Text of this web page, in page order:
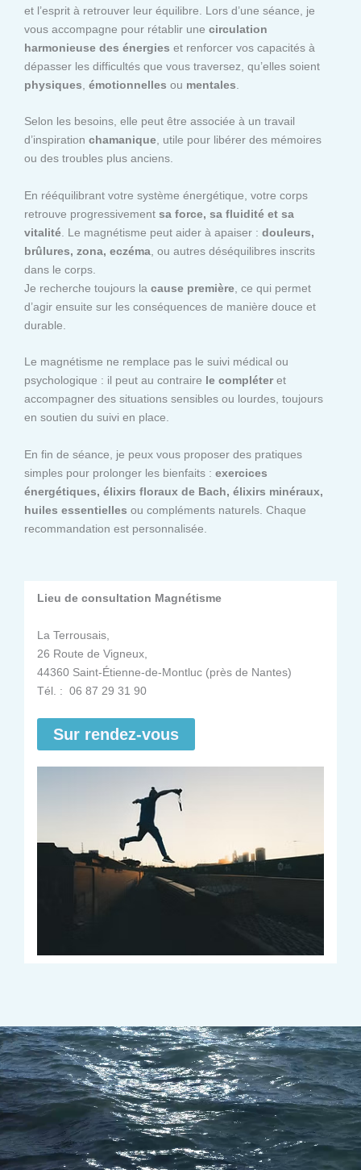
et l’esprit à retrouver leur équilibre. Lors d’une séance, je
vous accompagne pour rétablir une circulation
harmonieuse des énergies et renforcer vos capacités à
dépasser les difficultés que vous traversez, qu’elles soient
physiques émotionnelles ou mentales
Selon les besoins, elle peut être associée à un travail
d’inspiration chamanique, utile pour libérer des mémoires
ou des troubles plus anciens.
En rééquilibrant votre système énergétique, votre corps
retrouve progressivement sa force, sa fluidité et sa
vitalité . Le magnétisme peut aider à apaiser : douleurs,
brûlures, zona, eczéma , ou autres déséquilibres inscrits
dans le corps.
Je recherche toujours la cause première , ce qui permet
d’agir ensuite sur les conséquences de manière douce et
durable.
Le magnétisme ne remplace pas le suivi médical ou
psychologique : il peut au contraire le compléteret
accompagner des situations sensibles ou lourdes, toujours
en soutien du suivi en place.
En fin de séance, je peux vous proposer des pratiques
simples pour prolonger les bienfaits : exercices
énergétiques, élixirs floraux de Bach, élixirs minéraux,
huiles essentielles ou compléments naturels. Chaque
recommandation est personnalisée.
Lieu de consultation Magnétisme
La Terrousais,
26 Route de Vigneux,
44360 Saint-Étienne-de-Montluc (près de Nantes)
Tél. : 06 87 29 31 90
Sur rendez-vous